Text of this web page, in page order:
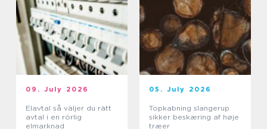
09. July 2026
Elavtal så väljer du rätt
avtal i en rörlig
elmarknad
05. July 2026
Topkabning slangerup
sikker beskæring af høje
træer